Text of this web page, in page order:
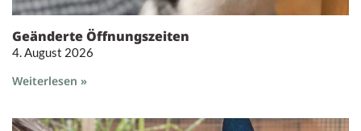
Geänderte Öffnungszeiten
4. August 2026
Weiterlesen »